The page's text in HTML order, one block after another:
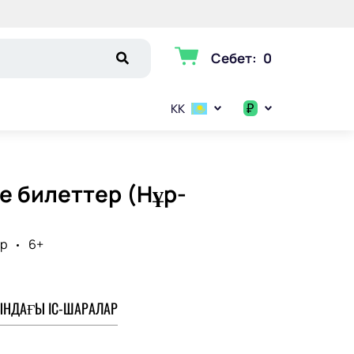
Себет: 0
KK ₽
билеттер (Нұр-
6+
ІС-ШАРАЛАР